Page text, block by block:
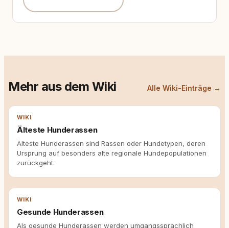
Mehr aus dem Wiki Alle Wiki-Einträge →
WIKI
Älteste Hunderassen
Älteste Hunderassen sind Rassen oder Hundetypen, deren
Ursprung auf besonders alte regionale Hundepopulationen
zurückgeht.
WIKI
Gesunde Hunderassen
Als gesunde Hunderassen werden umgangssprachlich